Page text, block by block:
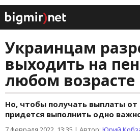
Украинцам
выходить на
любом возрасте
Но, чтобы получать выплаты от
придется выполнить одно